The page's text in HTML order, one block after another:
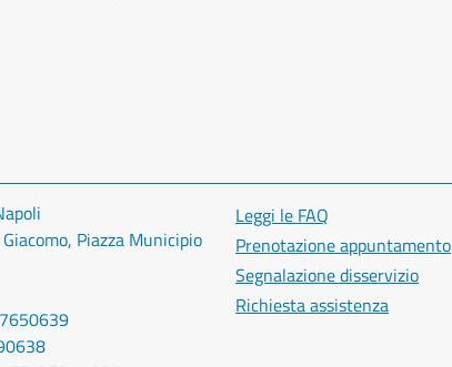
Piazza Municipio
Leggi le FAQ
Prenotazione appuntamento
Segnalazione disservizio
Richiesta assistenza